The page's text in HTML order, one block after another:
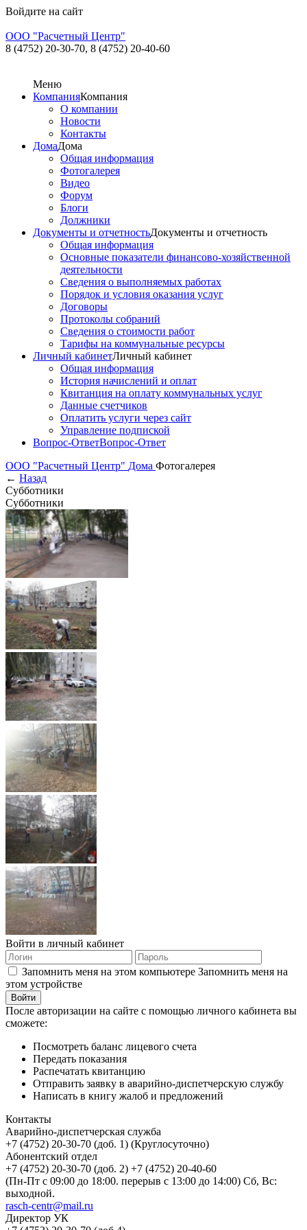
Войдите на сайт
ООО "Расчетный Центр"
8 (4752) 20-30-70, 8 (4752) 20-40-60
Меню
КомпанияКомпания
О компании
Новости
Контакты
ДомаДома
Общая информация
Фотогалерея
Видео
Форум
Блоги
Должники
Документы и отчетностьДокументы и отчетность
Общая информация
Основные показатели финансово-хозяйственной
деятельности
Сведения о выполняемых работах
Порядок и условия оказания услуг
Договоры
Протоколы собраний
Сведения о стоимости работ
Тарифы на коммунальные ресурсы
Личный кабинетЛичный кабинет
Общая информация
История начислений и оплат
Квитанция на оплату коммунальных услуг
Данные счетчиков
Оплатить услуги через сайт
Управление подпиской
Вопрос-ОтветВопрос-Ответ
ООО "Расчетный Центр" Дома Фотогалерея
← Назад
Субботники
Субботники
Войти в личный кабинет
Запомнить меня на этом компьютере Запомнить меня на
этом устройстве
После авторизации на сайте с помощью личного кабинета вы
сможете:
Посмотреть баланс лицевого счета
Передать показания
Распечатать квитанцию
Отправить заявку в аварийно-диспетчерскую службу
Написать в книгу жалоб и предложений
Контакты
Аварийно-диспетчерская служба
+7 (4752) 20-30-70 (доб. 1) (Круглосуточно)
Абонентский отдел
+7 (4752) 20-30-70 (доб. 2) +7 (4752) 20-40-60
(Пн-Пт с 09:00 до 18:00. перерыв с 13:00 до 14:00) Сб, Вс:
выходной.
rasch-centr@mail.ru
Директор УК